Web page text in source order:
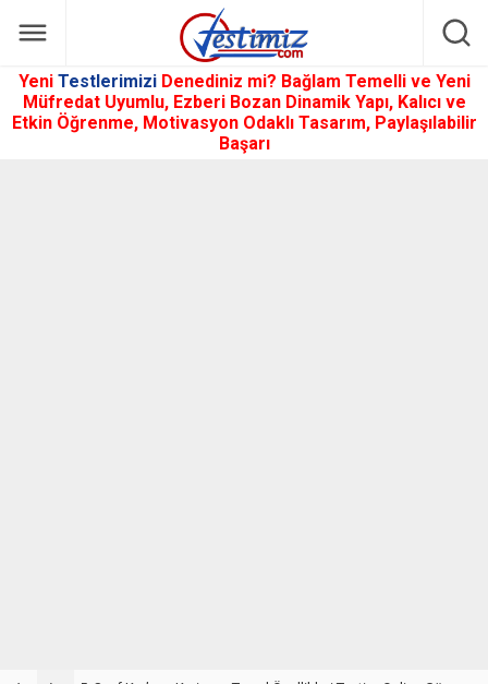
Yeni Testlerimizi Denediniz mi? Bağlam Temelli ve Yeni
Müfredat Uyumlu, Ezberi Bozan Dinamik Yapı, Kalıcı ve
Etkin Öğrenme, Motivasyon Odaklı Tasarım, Paylaşılabilir
Başarı